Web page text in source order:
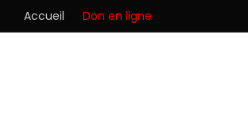
Accueil Don en ligne